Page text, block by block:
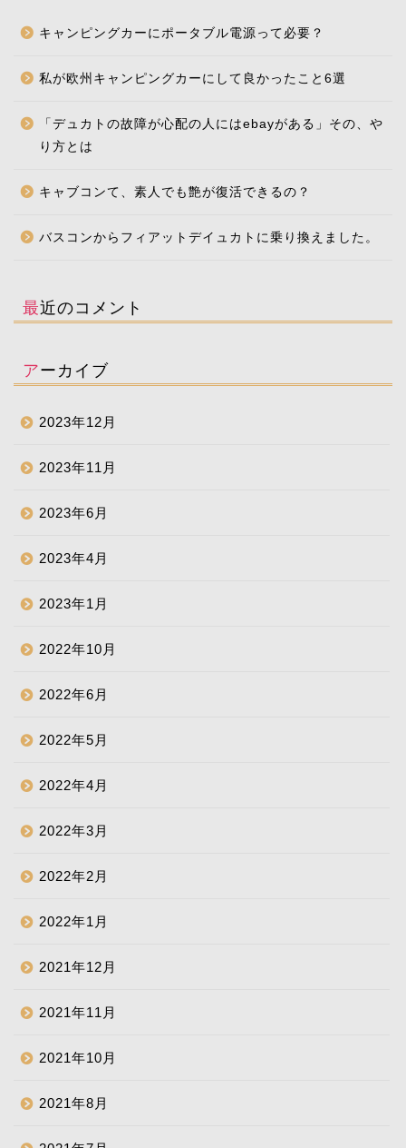
キャンピングカーにポータブル電源って必要？
私が欧州キャンピングカーにして良かったこと6選
「デュカトの故障が心配の人にはebayがある」その、や
り方とは
キャブコンて、素人でも艶が復活できるの？
バスコンからフィアットデイュカトに乗り換えました。
最近のコメント
アーカイブ
2023年12月
2023年11月
2023年6月
2023年4月
2023年1月
2022年10月
2022年6月
2022年5月
2022年4月
2022年3月
2022年2月
2022年1月
2021年12月
2021年11月
2021年10月
2021年8月